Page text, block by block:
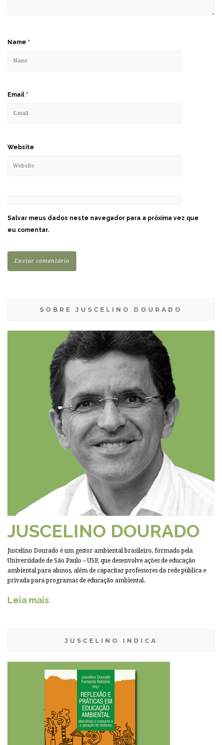
Name *
Email *
Website
Salvar meus dados neste navegador para a próxima vez que
eu comentar.
SOBRE JUSCELINO DOURADO
JUSCELINO DOURADO
Juscelino Dourado é um gestor ambiental brasileiro, formado pela
Universidade de São Paulo – USP, que desenvolve ações de educação
ambiental para alunos, além de capacitar professores da rede pública e
privada para programas de educação ambiental.
Leia mais
JUSCELINO INDICA